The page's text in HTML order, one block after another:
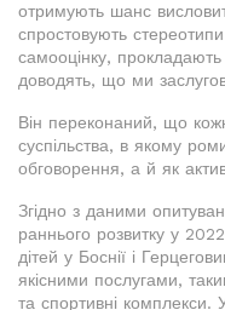
отримують шанс
спростовують
самооцінку,
доводять, що ми
Він переконаний, що
суспільства, в якому
обговорення, а й як
Згідно з даними
раннього розвитку у
дітей у Боснії і
якісними послугами,
та спортивні комплекси.